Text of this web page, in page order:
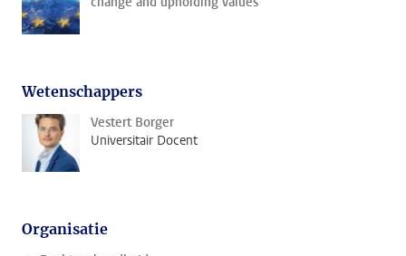
Wetenschappers
Vestert Borger
Universitair Docent
Organisatie